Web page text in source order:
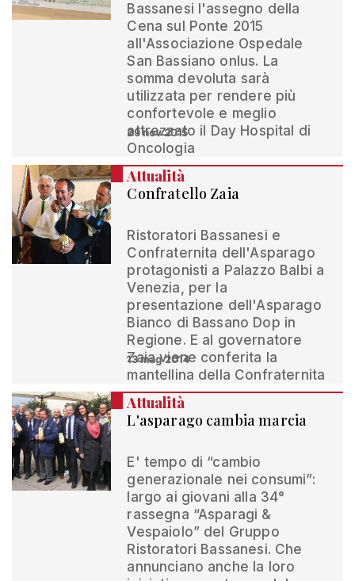
Bassanesi l'assegno della
Cena sul Ponte 2015
all'Associazione Ospedale
San Bassiano onlus. La
somma devoluta sarà
utilizzata per rendere più
confortevole e meglio
attrezzato il Day Hospital di
Oncologia
29 nov 2015
Attualità
Confratello Zaia
Ristoratori Bassanesi e
Confraternita dell'Asparago
protagonisti a Palazzo Balbi a
Venezia, per la
presentazione dell'Asparago
Bianco di Bassano Dop in
Regione. E al governatore
Zaia viene conferita la
mantellina della Confraternita
13 mag 2014
Attualità
L'asparago cambia marcia
E' tempo di “cambio
generazionale nei consumi”:
largo ai giovani alla 34°
rassegna “Asparagi &
Vespaiolo” del Gruppo
Ristoratori Bassanesi. Che
annunciano anche la loro